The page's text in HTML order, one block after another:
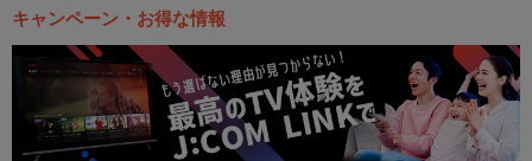
キャンペーン・お得な情報